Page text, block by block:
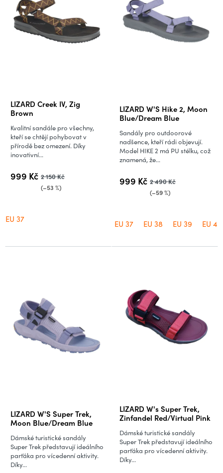
ůLIZARD Creek IV, Zig
Brown
Průměrné
hodnocení
produktu
je
4,5
5
hvězdiček.
999 Kč 2 150 Kč
(–53 %)
Kvalitní sandále pro všechny,
kteří se chtějí pohybovat v
přírodě bez omezení. Díky
inovativní...
EU 37
LIZARD W'S Hike 2, Moon
Blue/Dream Blue
999 Kč 2 490 Kč
(–59 %)
Sandály pro outdoorové
nadšence, kteří rádi objevují.
Model HIKE 2 má PU stélku, což
znamená, že...
EU 37 EU 38 EU 39 EU 40
LIZARD W'S Super Trek,
Moon Blue/Dream Blue
Dámské turistické sandály
Super Trek představují ideálního
parťáka pro vícedenní aktivity.
Díky...
LIZARD W's Super Trek,
Zinfandel Red/Virtual Pink
Průměrné
hodnocení
produktu
je
5,0
Dámské turistické sandály
Super Trek představují ideálního
parťáka pro vícedenní aktivity.
Díky...